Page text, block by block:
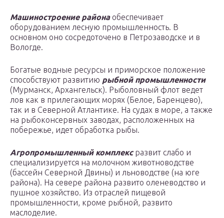
Машиностроение районаобеспечивает
оборудованием лесную промышленность. В
основном оно сосредоточено в Петрозаводске и в
Вологде.
Богатые водные ресурсы и приморское положение
способствуют развитию рыбной промышленности
(Мурманск, Архангельск). Рыболовный флот ведет
лов как в прилегающих морях (Белое, Баренцево),
так и в Северной Атлантике. На судах в море, а также
на рыбоконсервных заводах, расположенных на
побережье, идет обработка рыбы.
Агропромышленный комплексразвит слабо и
специализируется на молочном животноводстве
(бассейн Северной Двины) и льноводстве (на юге
района). На севере района развито оленеводство и
пушное хозяйство. Из отраслей пищевой
промышленности, кроме рыбной, развито
маслоделие.